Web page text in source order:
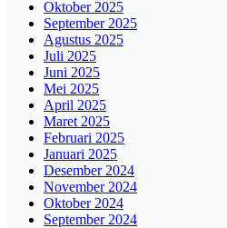
Oktober 2025
September 2025
Agustus 2025
Juli 2025
Juni 2025
Mei 2025
April 2025
Maret 2025
Februari 2025
Januari 2025
Desember 2024
November 2024
Oktober 2024
September 2024